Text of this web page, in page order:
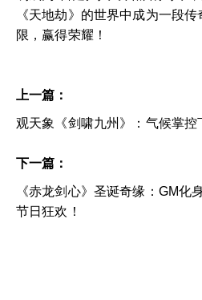
《天地劫》的世界中成为一段
限，赢得荣耀！
上一篇：
观天象《剑啸九州》：气候掌控
下一篇：
《赤龙剑心》圣诞奇缘：GM化
节日狂欢！